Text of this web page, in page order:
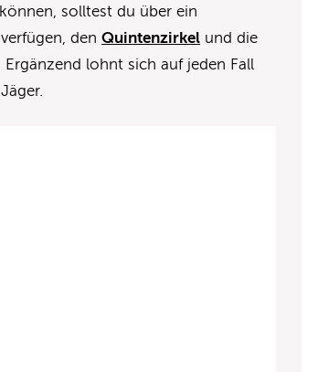
solltest du über ein
denQuintenzirkel und die
lohnt sich auf jeden Fall